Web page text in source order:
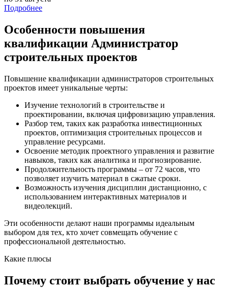
Подробнее
Особенности повышения
квалификации Администратор
строительных проектов
Повышение квалификации администраторов строительных
проектов имеет уникальные черты:
Изучение технологий в строительстве и
проектировании, включая цифровизацию управления.
Разбор тем, таких как разработка инвестиционных
проектов, оптимизация строительных процессов и
управление ресурсами.
Освоение методик проектного управления и развитие
навыков, таких как аналитика и прогнозирование.
Продолжительность программы – от 72 часов, что
позволяет изучить материал в сжатые сроки.
Возможность изучения дисциплин дистанционно, с
использованием интерактивных материалов и
видеолекций.
Эти особенности делают наши программы идеальным
выбором для тех, кто хочет совмещать обучение с
профессиональной деятельностью.
Какие плюсы
Почему стоит выбрать обучение у нас